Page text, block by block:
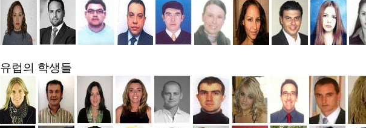
유럽​​의 학생들